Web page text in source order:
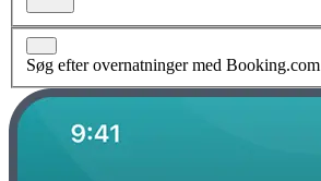
Søg efter overnatninger med Booking.com